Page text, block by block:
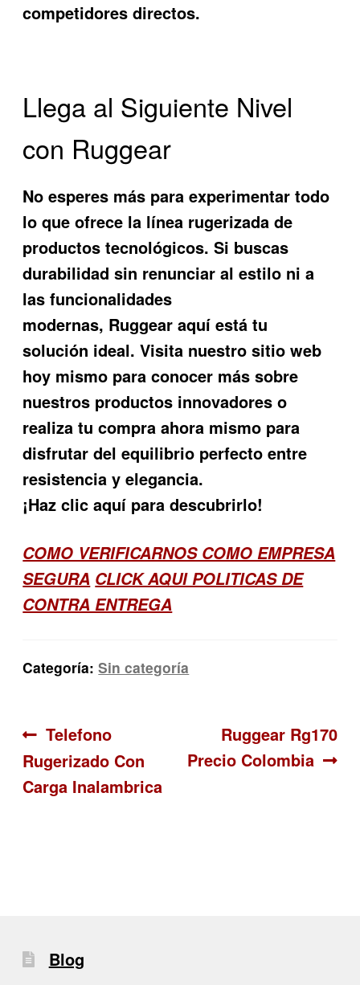
competidores directos.
Llega al Siguiente Nivel
con Ruggear
No esperes más para experimentar todo
lo que ofrece la línea rugerizada de
productos tecnológicos. Si buscas
durabilidad sin renunciar al estilo ni a
las funcionalidades
modernas, Ruggearaquí está tu
solución ideal. Visita nuestro sitio web
hoy mismo para conocer más sobre
nuestros productos innovadores o
realiza tu compra ahora mismo para
disfrutar del equilibrio perfecto entre
resistencia y elegancia.
¡Haz clic aquí para descubrirlo!
COMO VERIFICARNOS COMO EMPRESA
SEGURA CLICK AQUI POLITICAS DE
CONTRA ENTREGA
Categoría:Sin categoría
Navegación
de
Anterior:
Telefono
Rugerizado Con
Carga Inalambrica
Siguiente:
Ruggear Rg170
Precio Colombia
Blog